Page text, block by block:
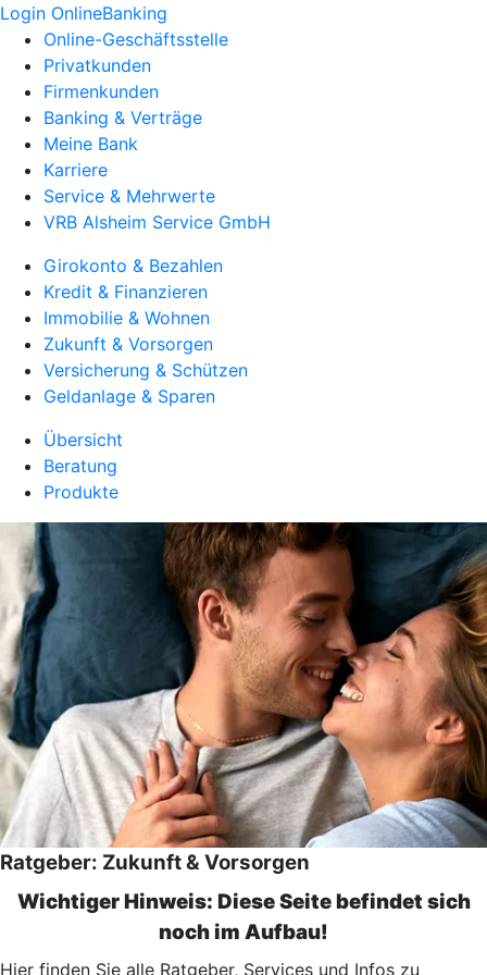
Login OnlineBanking
Online-Geschäftsstelle
Privatkunden
Firmenkunden
Banking & Verträge
Meine Bank
Karriere
Service & Mehrwerte
VRB Alsheim Service GmbH
Girokonto & Bezahlen
Kredit & Finanzieren
Immobilie & Wohnen
Zukunft & Vorsorgen
Versicherung & Schützen
Geldanlage & Sparen
Übersicht
Beratung
Produkte
Ratgeber: Zukunft & Vorsorgen
Wichtiger Hinweis: Diese Seite befindet sich
noch im Aufbau!
Hier finden Sie alle Ratgeber, Services und Infos zu